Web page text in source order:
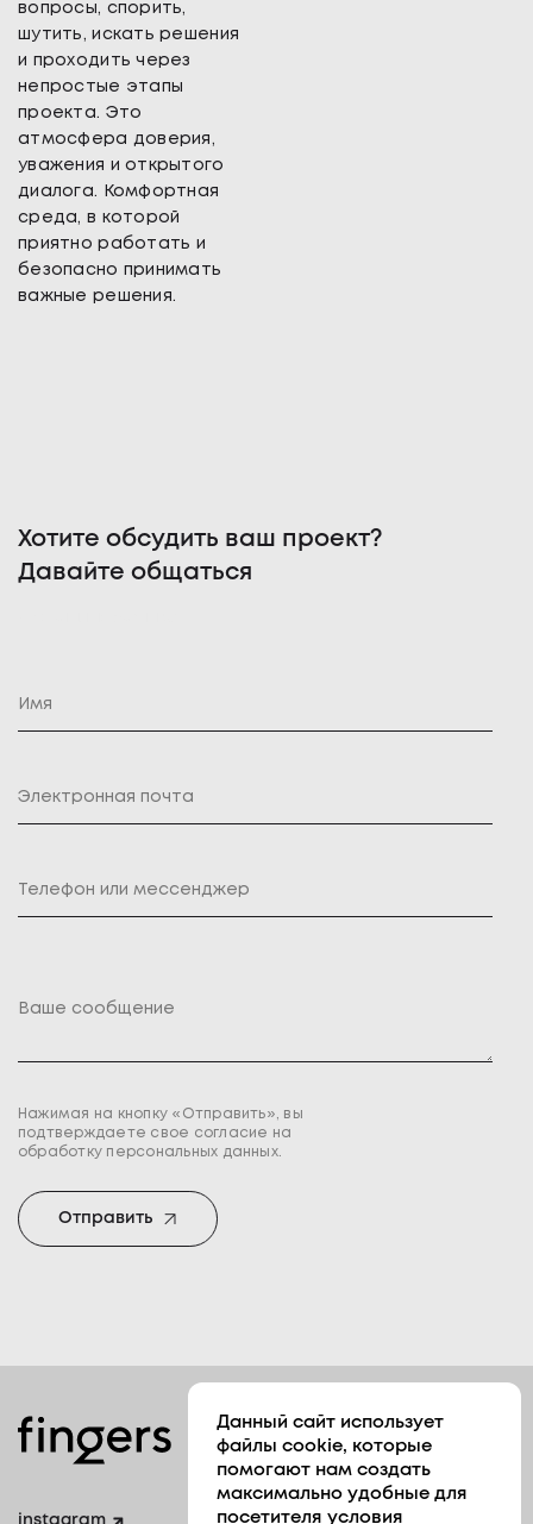
вопросы, спорить,
шутить, искать решения
и проходить через
непростые этапы
проекта. Это
атмосфера доверия,
уважения и открытого
диалога. Комфортная
среда, в которой
приятно работать и
безопасно принимать
важные решения.
Хотите обсудить ваш проект?
Давайте общаться
Имя
Электронная почта
Телефон или мессенджер
Ваше сообщение
Нажимая на кнопку «Отправить», вы
подтверждаете свое согласие на
обработку персональных данных.
Отправить
instagram
Контакты
+7 777 228 23 68
info@fingers.kz
Данный сайт использует
файлы cookie, которые
помогают нам создать
максимально удобные для
посетителя условия